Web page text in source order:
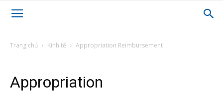
Trang chủ Kinh tế Appropriation Reimbursement
Appropriation